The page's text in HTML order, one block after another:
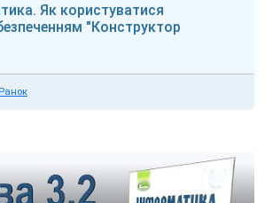
Як користуватися
"Конструктор